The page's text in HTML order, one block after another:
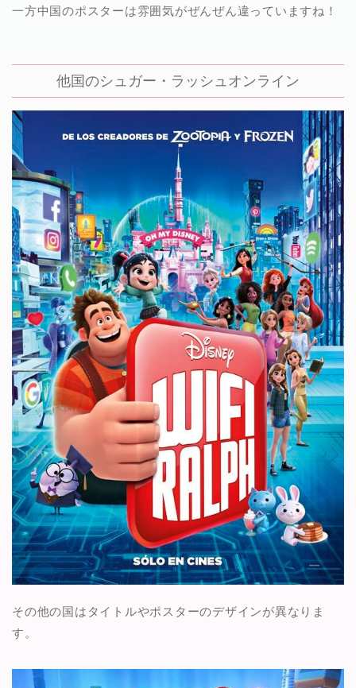
一方中国のポスターは雰囲気がぜんぜん違っていますね！
他国のシュガー・ラッシュオンライン
その他の国はタイトルやポスターのデザインが異なりま
す。